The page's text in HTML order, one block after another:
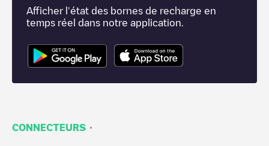
Afficher l'état des bornes de recharge en
temps réel dans notre application.
CONNECTEURS ·